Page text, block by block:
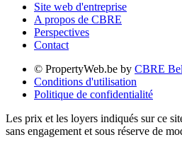
Site web d'entreprise
A propos de CBRE
Perspectives
Contact
© PropertyWeb.be by CBRE
Conditions d'utilisation
Politique de confidentialité
Les prix et les loyers indiqués sur ce
sans engagement et sous réserve de